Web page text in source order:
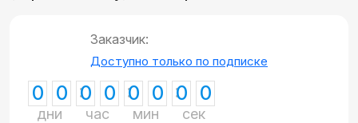
Заказчик:
Доступно только по подписке
0 0
дни
0 0
час
0 0
мин
0 0
сек